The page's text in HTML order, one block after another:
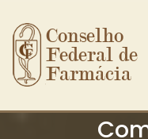
Ir para o conteúdo
Conselho
Federal de
Farmácia